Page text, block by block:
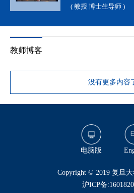
( 教授 博士生导师 )
教师博客
没有更多内容
电脑版
​Copyright © 2019 复旦
沪ICP备